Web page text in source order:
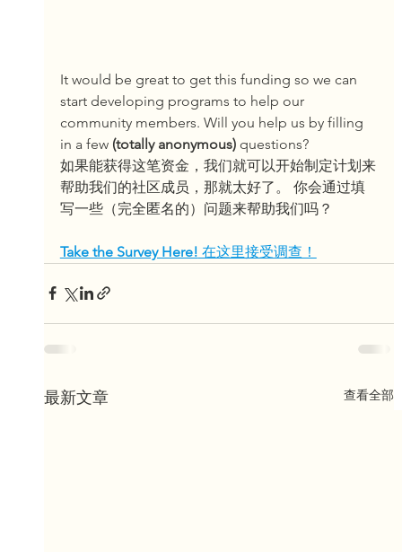
It would be great to get this funding so we can
start developing programs to help our
community members. Will you help us by filling
in a few (totally anonymous) questions?
如果能获得这笔资金，我们就可以开始制定计划来
帮助我们的社区成员，那就太好了。 你会通过填
写一些（完全匿名的）问题来帮助我们吗？
Take the Survey Here! 在这里接受调查！
最新文章 查看全部